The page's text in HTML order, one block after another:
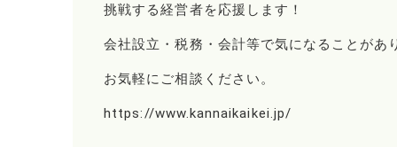
挑戦する経営者を応援します！
会社設立・税務・会計等で気になることがあ
お気軽にご相談ください。
https://www.kannaikaikei.jp/